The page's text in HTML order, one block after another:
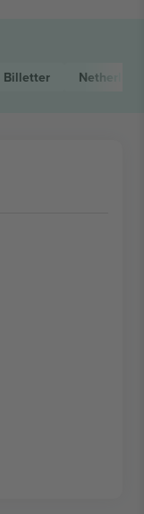
Billetter